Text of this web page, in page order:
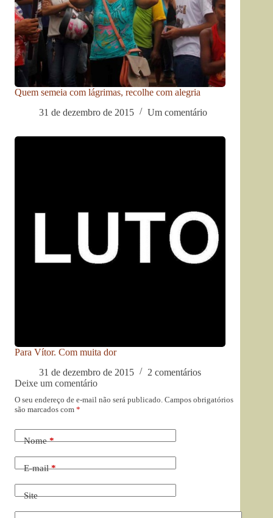
Quem semeia com lágrimas, recolhe com alegria
31 de dezembro de 2015
Um comentário
Para Vítor. Com muita dor
31 de dezembro de 2015
2 comentários
Deixe um comentário
O seu endereço de e-mail não será publicado. Campos obrigatórios
são marcados com *
Nome*
E-mail*
Site